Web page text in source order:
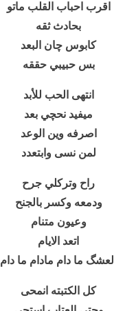
اقرب احباب القلب ماتو
بحادث ثقه
كابوس چان البعد
بس حبيبي حققه
انتهى الحب للأبد
ميفيد نحچي بعد
اصرفه وين الوعد
لمن نسى وابتعدد
راح وتركلي جرح
ودمعه وكسر بالجنح
وعيون متنام
اتعد الايام
العشگ ما دام مادام ما دام
كل الكتبته انمحى